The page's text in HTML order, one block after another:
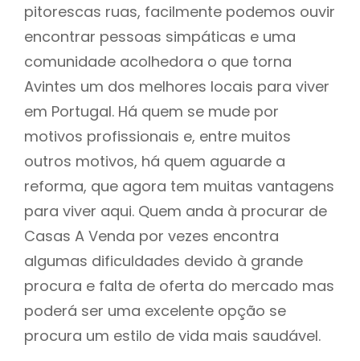
pitorescas ruas, facilmente podemos ouvir
encontrar pessoas simpáticas e uma
comunidade acolhedora o que torna
Avintes um dos melhores locais para viver
em Portugal. Há quem se mude por
motivos profissionais e, entre muitos
outros motivos, há quem aguarde a
reforma, que agora tem muitas vantagens
para viver aqui. Quem anda à procurar de
Casas A Venda por vezes encontra
algumas dificuldades devido à grande
procura e falta de oferta do mercado mas
poderá ser uma excelente opção se
procura um estilo de vida mais saudável.